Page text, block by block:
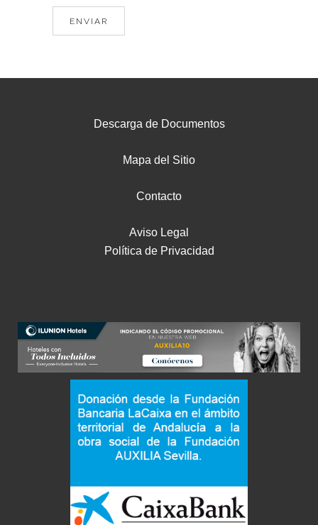
Descarga de Documentos
Mapa del Sitio
Contacto
Aviso Legal
Política de Privacidad